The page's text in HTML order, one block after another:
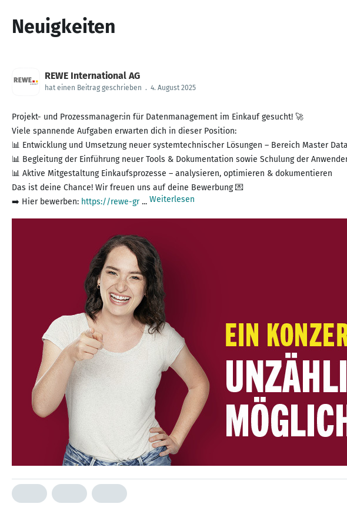
Neuigkeiten
REWE International AG
hat einen Beitrag geschrieben . 4. August 2025
Projekt- und Prozessmanager:in für Datenmanagement im Einkauf gesucht! 🚀
Viele spannende Aufgaben erwarten dich in dieser Position:
📊 Entwicklung und Umsetzung neuer systemtechnischer Lösungen – Bereich Master
📊 Begleitung der Einführung neuer Tools & Dokumentation sowie Schulung der
📊 Aktive Mitgestaltung Einkaufsprozesse – analysieren, optimieren & dokumentieren
Das ist deine Chance! Wir freuen uns auf deine Bewerbung 💌
➡️ Hier bewerben: https://rewe-gr... Weiterlesen